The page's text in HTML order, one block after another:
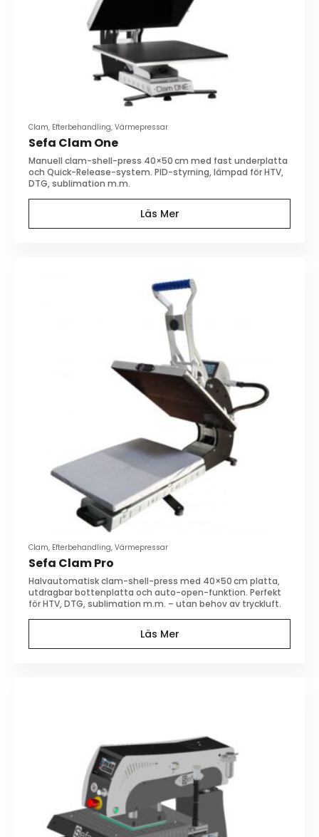
Clam, Efterbehandling, Värmepressar
Sefa Clam One
Manuell clam-shell-press 40×50 cm med fast underplatta
och Quick-Release-system. PID-styrning, lämpad för HTV,
DTG, sublimation m.m.
Läs Mer
Clam, Efterbehandling, Värmepressar
Sefa Clam Pro
Halvautomatisk clam-shell-press med 40×50 cm platta,
utdragbar bottenplatta och auto-open-funktion. Perfekt
för HTV, DTG, sublimation m.m. – utan behov av tryckluft.
Läs Mer